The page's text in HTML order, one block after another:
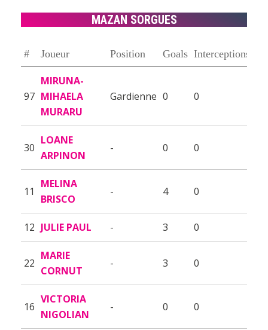
MAZAN SORGUES
# Joueur Position Goals Interceptions
97
MIRUNA-
MIHAELA
MURARU
Gardienne 0 0
30
LOANE
ARPINON
- 0 0
11
MELINA
BRISCO
- 4 0
12 JULIE PAUL - 3 0
22
MARIE
CORNUT
- 3 0
16
VICTORIA
NIGOLIAN
- 0 0